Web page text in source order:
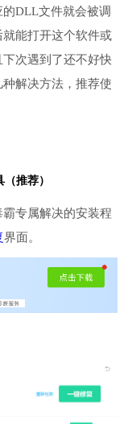
DLL文件就会被调
能打开这个软件或
次遇到了还不好快
解决方法，推荐使
推荐）
专属解决的安装程
界面。